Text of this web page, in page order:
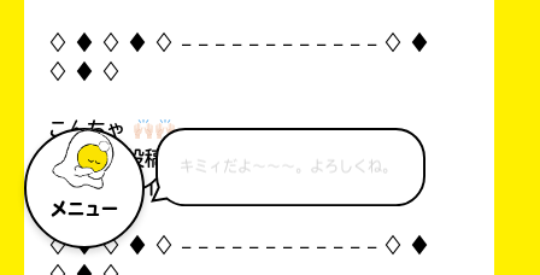
メニュー
キミィだよ～～～。よろしくね。
♢ ♦︎ ♢ ♦︎ ♢ 𓐄 𓐄 𓐄 𓐄 𓐄 𓐄 𓐄 𓐄 𓐄 𓐄 𓐄 𓐄 ♢ ♦︎
♢ ♦︎ ♢
こんちゃ
自分の初投稿を見て俺思ったんすよ…！
中1なのにイタいって！((
♢ ♦︎ ♢ ♦︎ ♢ 𓐄 𓐄 𓐄 𓐄 𓐄 𓐄 𓐄 𓐄 𓐄 𓐄 𓐄 𓐄 ♢ ♦︎